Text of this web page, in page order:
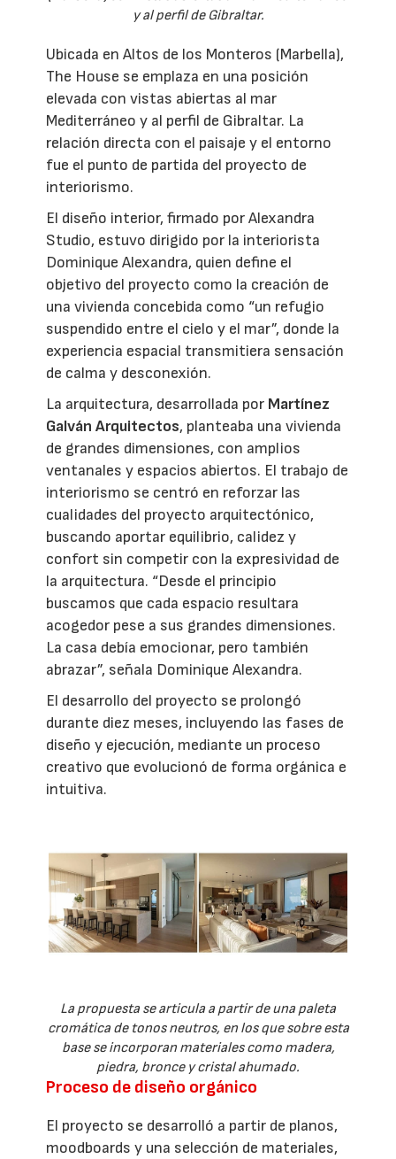
y al perfil de Gibraltar.
Ubicada en Altos de los Monteros (Marbella),
The House se emplaza en una posición
elevada con vistas abiertas al mar
Mediterráneo y al perfil de Gibraltar. La
relación directa con el paisaje y el entorno
fue el punto de partida del proyecto de
interiorismo.
El diseño interior, firmado por Alexandra
Studio, estuvo dirigido por la interiorista
Dominique Alexandra, quien define el
objetivo del proyecto como la creación de
una vivienda concebida como “un refugio
suspendido entre el cielo y el mar”, donde la
experiencia espacial transmitiera sensación
de calma y desconexión.
La arquitectura, desarrollada por Martínez
Galván Arquitectos, planteaba una vivienda
de grandes dimensiones, con amplios
ventanales y espacios abiertos. El trabajo de
interiorismo se centró en reforzar las
cualidades del proyecto arquitectónico,
buscando aportar equilibrio, calidez y
confort sin competir con la expresividad de
la arquitectura. “Desde el principio
buscamos que cada espacio resultara
acogedor pese a sus grandes dimensiones.
La casa debía emocionar, pero también
abrazar”, señala Dominique Alexandra.
El desarrollo del proyecto se prolongó
durante diez meses, incluyendo las fases de
diseño y ejecución, mediante un proceso
creativo que evolucionó de forma orgánica e
intuitiva.
La propuesta se articula a partir de una paleta
cromática de tonos neutros, en los que sobre esta
base se incorporan materiales como madera,
piedra, bronce y cristal ahumado.
Proceso de diseño orgánico
El proyecto se desarrolló a partir de planos,
moodboards y una selección de materiales,